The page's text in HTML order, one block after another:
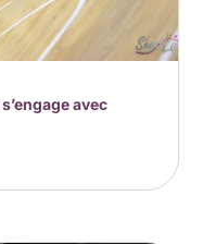
avec